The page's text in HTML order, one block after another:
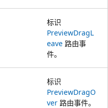
标识
PreviewDragL
eave 路由事
件。
标识
PreviewDragO
ver 路由事件。